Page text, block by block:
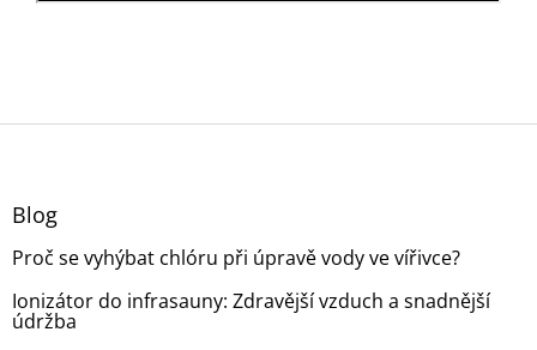
Z
Blog
Proč se vyhýbat chlóru při úpravě vody ve vířivce?
Ionizátor do infrasauny: Zdravější vzduch a snadnější
údržba